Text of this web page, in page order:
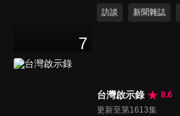
7
訪談
新聞雜誌
台灣啟示錄
8.6
更新至第1613集